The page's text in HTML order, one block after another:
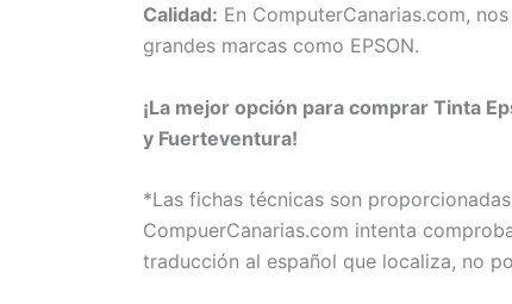
Calidad: En ComputerCanarias.com,
grandes marcas como EPSON.
¡La mejor opción para comprar Tinta
y Fuerteventura!
*Las fichas técnicas son
CompuerCanarias.com intenta
traducción al español que localiza, no